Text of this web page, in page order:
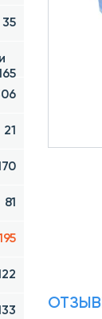
35
21
81